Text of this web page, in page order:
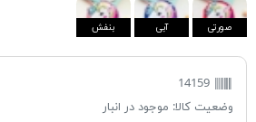
صورتی آبی بنفش
14159
وضعیت کالا: موجود در انبار